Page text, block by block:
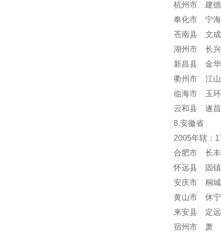
杭州市 建
奉化市 宁
苍南县 文
湖州市 长
新昌县 金
衢州市 江
临海市 玉
云和县 遂
8.安徽省
2005年辖：
合肥市 长
怀远县 固
安庆市 桐
黄山市 休
来安县 定
宿州市 萧